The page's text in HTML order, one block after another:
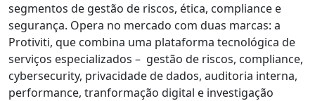
segmentos de gestão de riscos, ética, compliance e
segurança. Opera no mercado com duas marcas: a
Protiviti, que combina uma plataforma tecnológica de
serviços especializados – gestão de riscos, compliance,
cybersecurity, privacidade de dados, auditoria interna,
performance, tranformação digital e investigação